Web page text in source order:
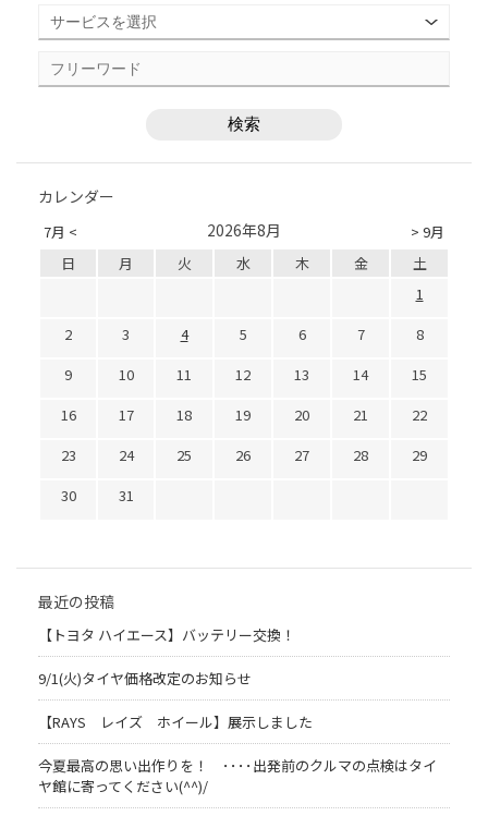
カレンダー
7月 < > 9月
2026年8月
日 月 火 水 木 金
土
1
2
3 4 5 6 7
8
9
10 11 12 13 14
15
16
17 18 19 20 21
22
23
24 25 26 27 28
29
30
31
最近の投稿
【トヨタ ハイエース】バッテリー交換！
9/1(火)タイヤ価格改定のお知らせ
【RAYS レイズ ホイール】展示しました
今夏最高の思い出作りを！ ････出発前のクルマの点検はタイ
ヤ館に寄ってください(^^)/